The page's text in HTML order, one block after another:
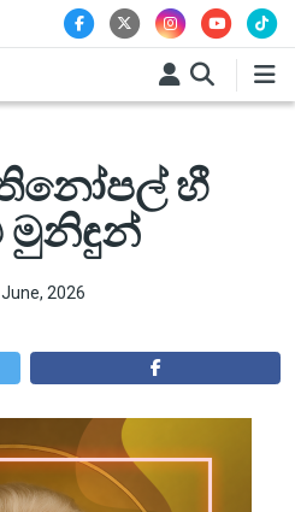
හී
මුනිඳුන්
2026